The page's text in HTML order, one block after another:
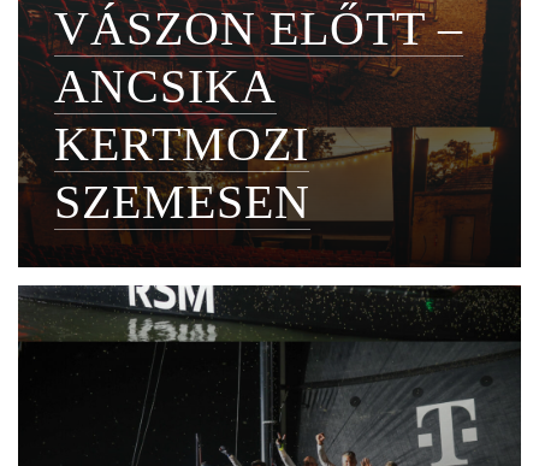
VÁSZON ELŐTT –
ANCSIKA
KERTMOZI
SZEMESEN